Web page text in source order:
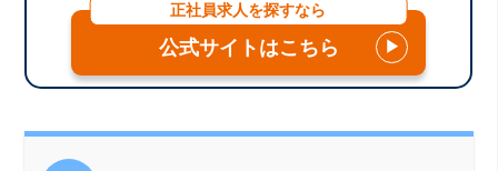
正社員求人を探すなら
公式サイトはこちら ▶